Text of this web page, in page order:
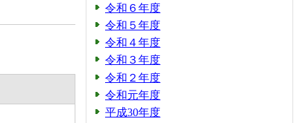
令和６年度
令和５年度
令和４年度
令和３年度
令和２年度
令和元年度
平成30年度